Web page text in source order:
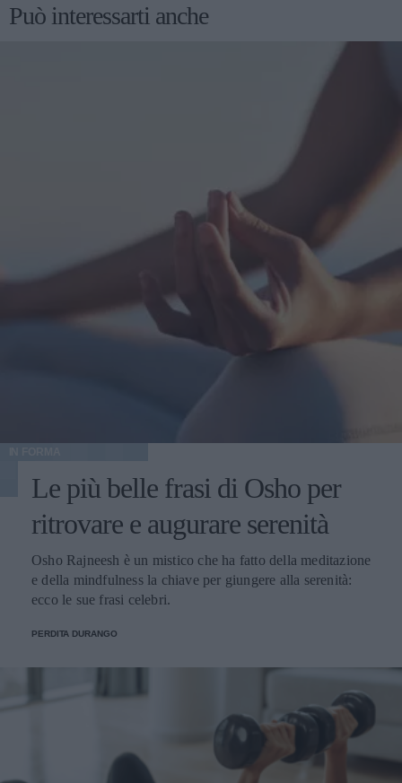
Può interessarti anche
Le più belle frasi di Osho per
ritrovare e augurare serenità
Osho Rajneesh è un mistico che ha fatto della meditazione
e della mindfulness la chiave per giungere alla serenità:
ecco le sue frasi celebri.
PERDITA DURANGO